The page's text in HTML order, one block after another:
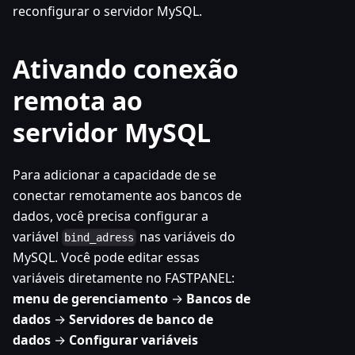
reconfigurar o servidor MySQL.
Ativando conexão
remota ao
servidor MySQL
Para adicionar a capacidade de se
conectar remotamente aos bancos de
dados, você precisa configurar a
variável
bind_adress nas variáveis do
MySQL. Você pode editar essas
variáveis diretamente no FASTPANEL:
menu de gerenciamento → Bancos de
dados → Servidores de banco de
dados → Configurar variáveis